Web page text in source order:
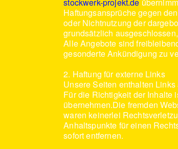
Haftungsansprüche gegen
oder Nichtnutzung der
grundsätzlich
Alle Angebote sind
gesonderte Ankündigung zu
2. Haftung für externe Links
Unsere Seiten enthalten
Für die Richtigkeit der Inhalte
übernehmen.Die fremden
waren keinerlei
Anhaltspunkte für einen
sofort entfernen.